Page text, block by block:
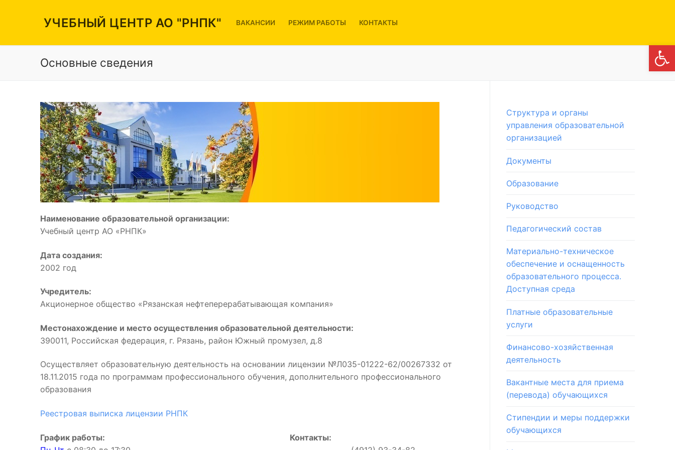
УЧЕБНЫЙ ЦЕНТР АО "РНПК" ВАКАНСИИ РЕЖИМ РАБОТЫ КОНТАКТЫ
Вакансии
Режим работы
Контакты
Основные сведения
Наименование образовательной организации:
Учебный центр АО «РНПК»
Дата создания:
2002 год
Учредитель:
Акционерное общество «Рязанская нефтеперерабатывающая компания»
Местонахождение и место осуществления образовательной деятельности:
390011, Российская федерация, г. Рязань, район Южный промузел, д.8
Осуществляет образовательную деятельность на основании лицензии №Л035-01222-62/00267332 от
18.11.2015 года по программам профессионального обучения, дополнительного профессионального
образования
Реестровая выписка лицензии РНПК
График работы: Контакты:
Структура и органы
управления образовательной
организацией
Документы
Образование
Руководство
Педагогический состав
Материально-техническое
обеспечение и оснащенность
образовательного процесса.
Доступная среда
Платные образовательные
услуги
Финансово-хозяйственная
деятельность
Вакантные места для приема
(перевода) обучающихся
Стипендии и меры поддержки
обучающихся